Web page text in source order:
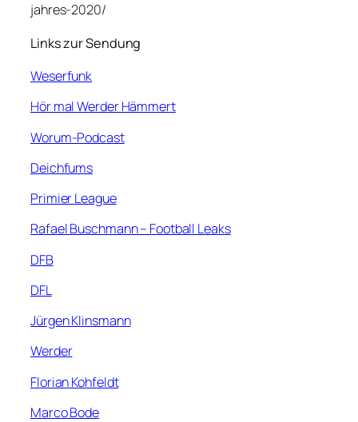
jahres-2020/
Links zur Sendung
Weserfunk
Hör mal Werder Hämmert
Worum-Podcast
Deichfums
Primier League
Rafael Buschmann – Football Leaks
DFB
DFL
Jürgen Klinsmann
Werder
Florian Kohfeldt
Marco Bode